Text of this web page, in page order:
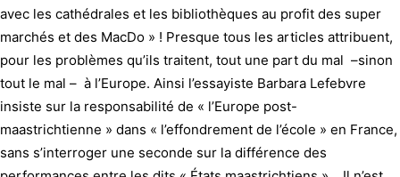
avec les cathédrales et les bibliothèques au profit des super
marchés et des MacDo » ! Presque tous les articles attribuent,
pour les problèmes qu’ils traitent, tout une part du mal –sinon
tout le mal – à l’Europe. Ainsi l’essayiste Barbara Lefebvre
insiste sur la responsabilité de « l’Europe post-
maastrichtienne » dans « l’effondrement de l’école » en France,
sans s’interroger une seconde sur la différence des